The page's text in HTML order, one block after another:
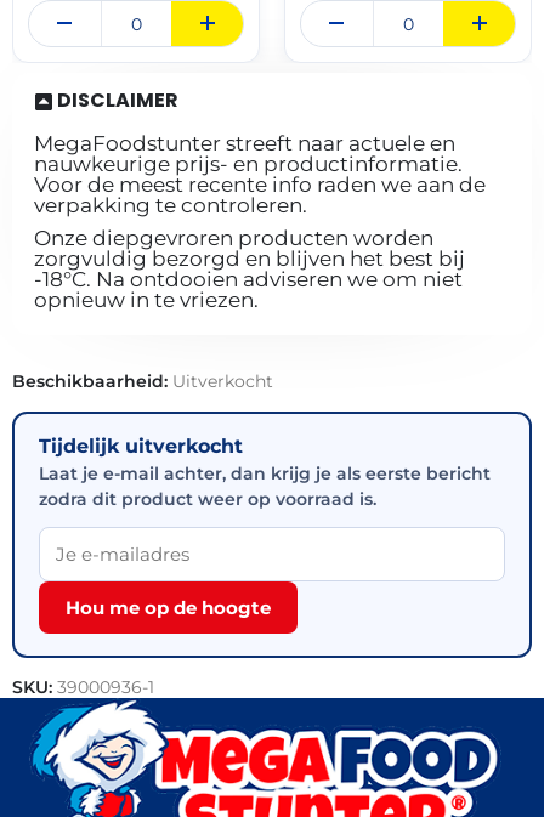
DISCLAIMER
MegaFoodstunter streeft naar actuele en
nauwkeurige prijs- en productinformatie.
Voor de meest recente info raden we aan de
verpakking te controleren.
Onze diepgevroren producten worden
zorgvuldig bezorgd en blijven het best bij
-18°C. Na ontdooien adviseren we om niet
opnieuw in te vriezen.
Beschikbaarheid: Uitverkocht
Tijdelijk uitverkocht
Laat je e-mail achter, dan krijg je als eerste bericht
zodra dit product weer op voorraad is.
Hou me op de hoogte
SKU: 39000936-1
Categorie: Outlet